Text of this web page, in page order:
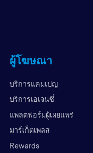
ผู้โฆษณา
บริการแคมเปญ
บริการเอเจนซี่
แพลตฟอร์มผู้เผยแพร่
มาร์เก็ตเพลส
Rewards